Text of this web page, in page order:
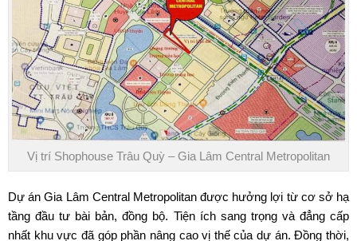
Vị trí Shophouse Trâu Quỳ – Gia Lâm Central Metropolitan
Dự ánGia Lâm Central Metropolitanđược hưởng lợi từ cơ sở hạ
tầng đầu tư bài bản, đồng bộ. Tiện ích sang trọng và đẳng cấp
nhất khu vực đã góp phần nâng cao vị thế của dự án. Đồng thời,